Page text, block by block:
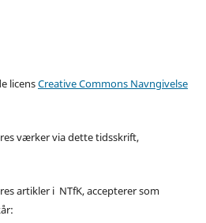
licensCreative Commons Navngivelse
værker via dette tidsskrift,
artikler i NTfK, accepterer som